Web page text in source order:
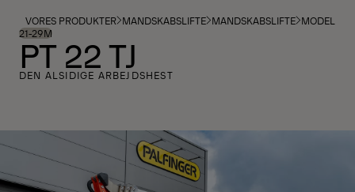
footer
content
VORES PRODUKTER MANDSKABSLIFTE MANDSKABSLIFTE MODELLER
21-29M
PT 22 TJ
DEN ALSIDIGE ARBEJDSHEST